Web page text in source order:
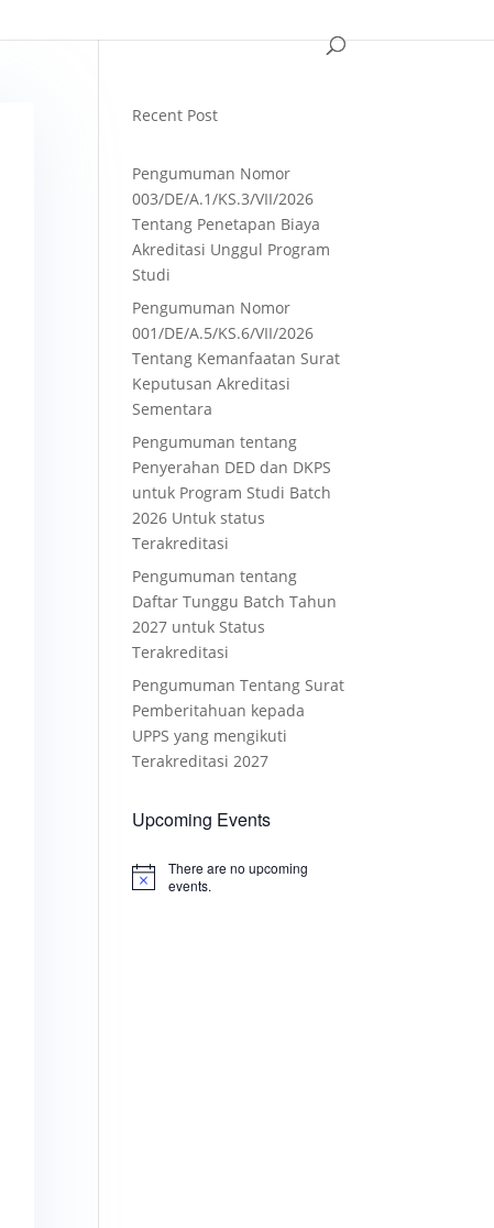
Recent Post
Pengumuman Nomor
003/DE/A.1/KS.3/VII/2026
Tentang Penetapan Biaya
Akreditasi Unggul Program
Studi
Pengumuman Nomor
001/DE/A.5/KS.6/VII/2026
Tentang Kemanfaatan Surat
Keputusan Akreditasi
Sementara
Pengumuman tentang
Penyerahan DED dan DKPS
untuk Program Studi Batch
2026 Untuk status
Terakreditasi
Pengumuman tentang
Daftar Tunggu Batch Tahun
2027 untuk Status
Terakreditasi
Pengumuman Tentang Surat
Pemberitahuan kepada
UPPS yang mengikuti
Terakreditasi 2027
Upcoming Events
Notice
There are no upcoming
events.